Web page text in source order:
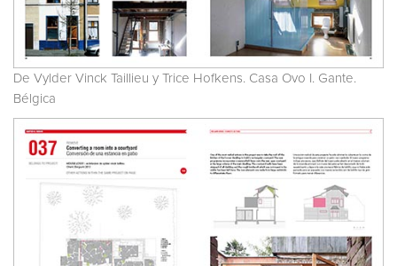
De Vylder Vinck Taillieu y Trice Hofkens. Casa Ovo I. Gante.
Bélgica